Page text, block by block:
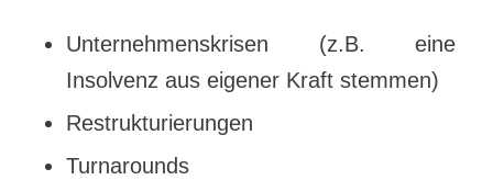
Unternehmenskrisen (z.B. eine
Insolvenz aus eigener Kraft stemmen)
Restrukturierungen
Turnarounds